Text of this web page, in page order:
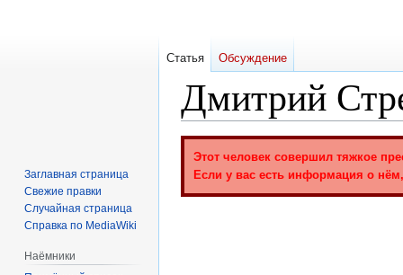
Дмитрий
навигации
Этот человек совершил тяжкое
Если у вас есть информация о
Статья Обсуждение
Заглавная страница
Свежие правки
Случайная страница
Справка по MediaWiki
Наёмники